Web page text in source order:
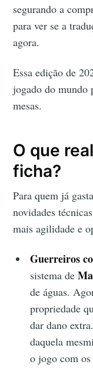
segurando a
para ver se a
agora.
Essa edição de
jogado do mundo
mesas.
O que
ficha?
Para quem já
novidades
mais agilidade e
Guerreiros
sistema de
de águas.
propriedade
dar dano
daquela
o jogo com os